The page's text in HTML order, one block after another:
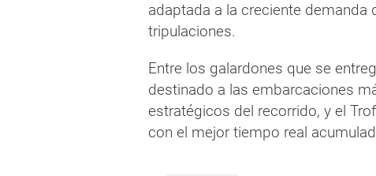
adaptada a la creciente demanda
tripulaciones.
Entre los galardones que se
destinado a las embarcaciones
estratégicos del recorrido, y el
con el mejor tiempo real